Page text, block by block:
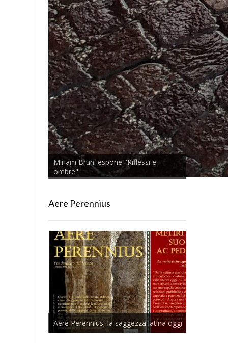
Miriam Bruni espone "Riflessi e
ombre"
Aere Perennius
Aere Perennius, la saggezza latina oggi